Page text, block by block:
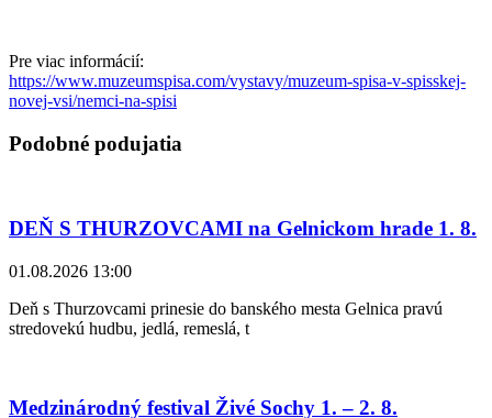
Pre viac informácií:
https://www.muzeumspisa.com/vystavy/muzeum-spisa-v-spisskej-
novej-vsi/nemci-na-spisi
Podobné podujatia
DEŇ S THURZOVCAMI na Gelnickom hrade 1. 8.
01.08.2026 13:00
Deň s Thurzovcami prinesie do banského mesta Gelnica pravú
stredovekú hudbu, jedlá, remeslá, t
Medzinárodný festival Živé Sochy 1. – 2. 8.